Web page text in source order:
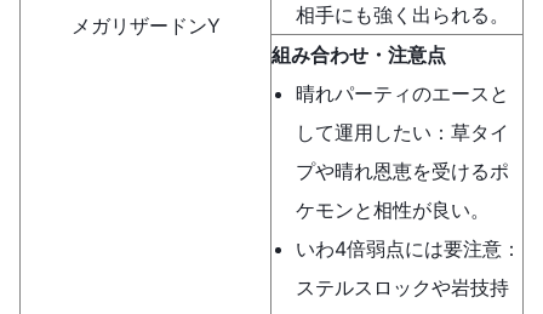
メガリザードンY
相手にも強く出られる。
組み合わせ・注意点
晴れパーティのエースと
して運用したい：草タイ
プや晴れ恩恵を受けるポ
ケモンと相性が良い。
いわ4倍弱点には要注意：
ステルスロックや岩技持